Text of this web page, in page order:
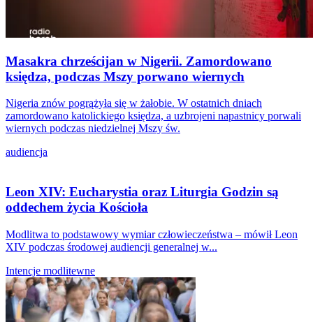
Masakra chrześcijan w Nigerii. Zamordowano
księdza, podczas Mszy porwano wiernych
Nigeria znów pogrążyła się w żałobie. W ostatnich dniach
zamordowano katolickiego księdza, a uzbrojeni napastnicy porwali
wiernych podczas niedzielnej Mszy św.
audiencja
Leon XIV: Eucharystia oraz Liturgia Godzin są
oddechem życia Kościoła
Modlitwa to podstawowy wymiar człowieczeństwa – mówił Leon
XIV podczas środowej audiencji generalnej w...
Intencje modlitewne